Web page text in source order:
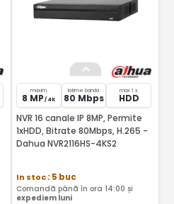
maxim
8 MP / 4K
latime banda
80 Mbps
max 1 x
HDD
NVR 16 canale IP 8MP, Permite
1xHDD, Bitrate 80Mbps, H.265 -
Dahua NVR2116HS-4KS2
In stoc: 5 buc
Comandă până în ora 14:00 și
expediem luni